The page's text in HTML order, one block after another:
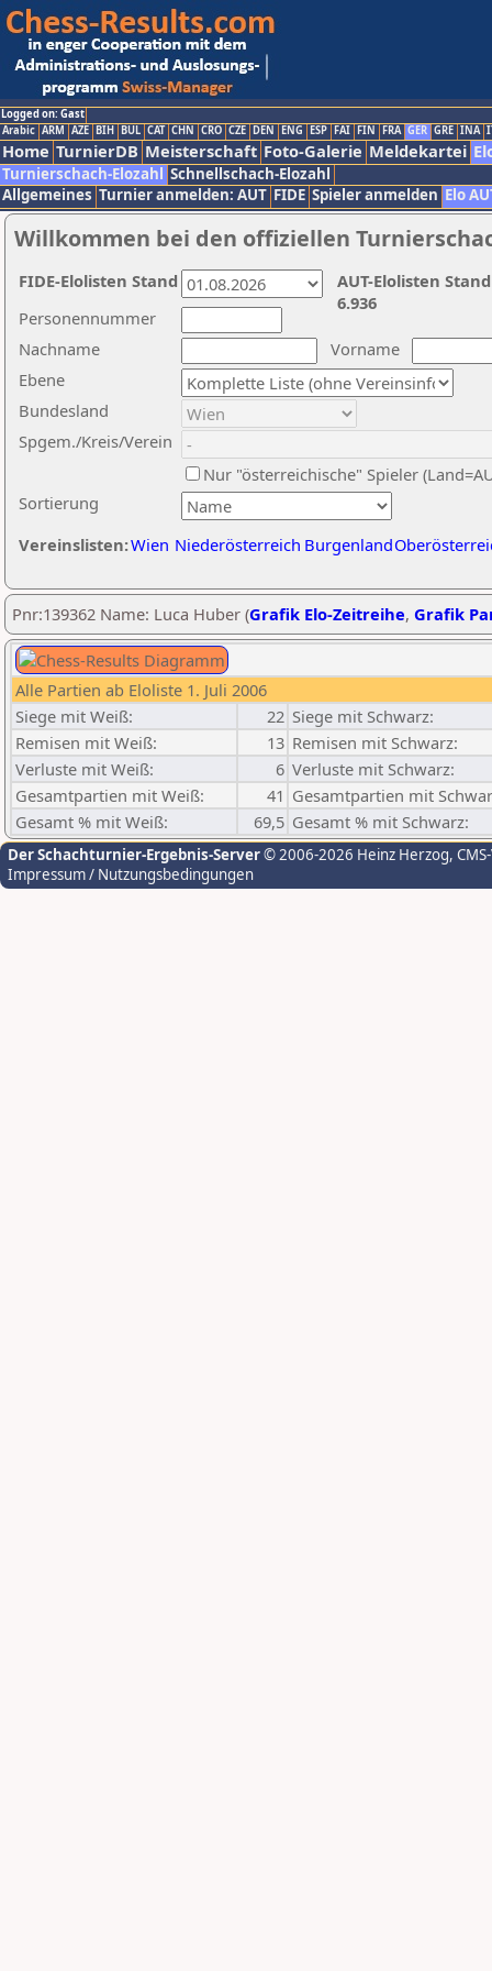
Logged on: Gast
Arabic ARM AZE BIH BUL CAT CHN CRO CZE DEN ENG ESP FAI FIN FRA GER GRE INA
Home TurnierDB Meisterschaft Foto-Galerie Meldekartei
Turnierschach-Elozahl Schnellschach-Elozahl
Allgemeines Turnier anmelden: AUT FIDE Spieler anmelden Elo
Willkommen bei den offiziellen
Nachname
Vorname
Ebene
Sortierung
Personennummer
Bundesland
Spgem./Kreis/Verein
Nur "österreichische" Spieler
Vereinslisten:Wien Niederösterreich Burgenland
AUT-Elolisten
6.936
FIDE-Elolisten Stand
Pnr:139362 Name: Luca Huber (Grafik Elo-Zeitreihe, Grafik
Alle Partien ab Eloliste 1. Juli 2006
Siege mit Weiß:
22 Siege mit Schwarz:
Remisen mit Weiß:
13 Remisen mit Schwarz:
Verluste mit Weiß:
6 Verluste mit Schwarz:
Gesamtpartien mit Weiß:
41 Gesamtpartien mit
Gesamt % mit Weiß:
69,5 Gesamt % mit Schwarz:
Der Schachturnier-Ergebnis-Server© 2006-2026 Heinz Herzog,
Impressum / Nutzungsbedingungen